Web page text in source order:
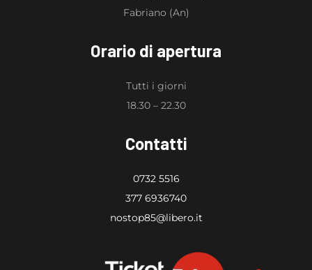
Fabriano (An)
Orario di apertura
Tutti i giorni
18.30 – 22.30
Contatti
0732 5516
377 6936740
nostop85@libero.it